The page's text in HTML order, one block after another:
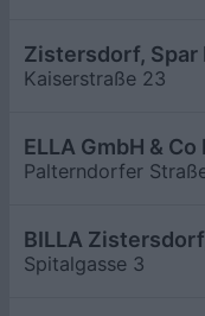
Zistersdorf, Spar
Kaiserstraße 23
ELLA GmbH &
Palterndorfer
BILLA
Spitalgasse 3